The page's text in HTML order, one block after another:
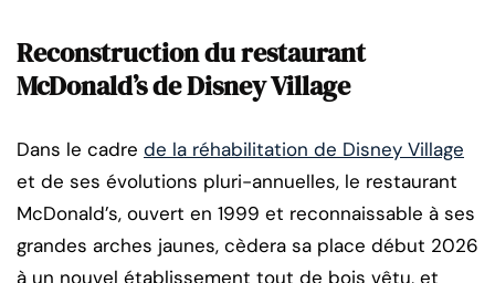
Reconstruction du restaurant
McDonald’s de Disney Village
Dans le cadre de la réhabilitation de Disney Village
et de ses évolutions pluri-annuelles, le restaurant
McDonald’s, ouvert en 1999 et reconnaissable à ses
grandes arches jaunes, cèdera sa place début 2026
à un nouvel établissement tout de bois vêtu, et